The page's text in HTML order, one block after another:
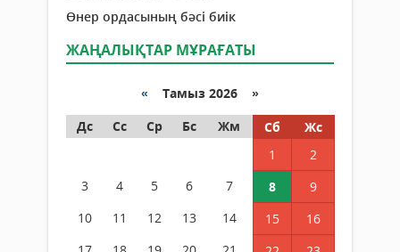
Өнер ордасының бәсі биік
ЖАҢАЛЫҚТАР МҰРАҒАТЫ
« Тамыз 2026 »
Дс
Сс Ср Бс Жм Сб
Жс
1
2
3
4 5 6 7 8
9
10
11 12 13 14 15
16